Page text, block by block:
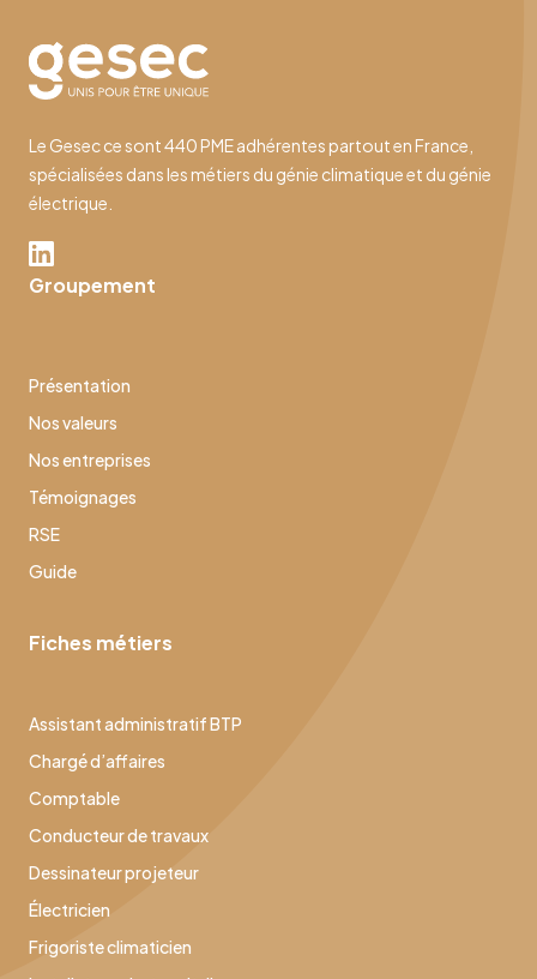
Le Gesec ce sont 440 PME adhérentes partout en France,
spécialisées dans les métiers du génie climatique et du génie
électrique.
Groupement
Présentation
Nos valeurs
Nos entreprises
Témoignages
RSE
Guide
Fiches métiers
Assistant administratif BTP
Chargé d’affaires
Comptable
Conducteur de travaux
Dessinateur projeteur
Électricien
Frigoriste climaticien